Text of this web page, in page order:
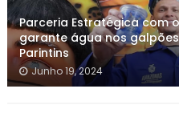
Parceria Estratégica com
garante água nos
Parintins
Junho 19, 2024